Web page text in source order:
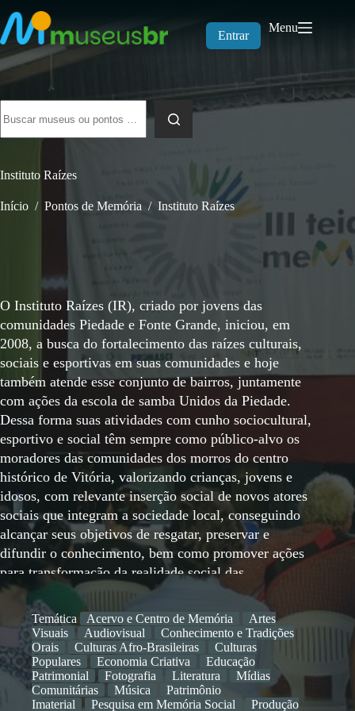
para
o
conteúdo
Entrar
Menu
resultados
Instituto Raízes
Início / Pontos de Memória / Instituto Raízes
O Instituto Raízes (IR), criado por jovens das
comunidades Piedade e Fonte Grande, iniciou, em
2008, a busca do fortalecimento das raízes culturais,
sociais e esportivas em suas comunidades e hoje
também atende esse conjunto de bairros, juntamente
com ações da escola de samba Unidos da Piedade.
Dessa forma suas atividades com cunho sociocultural,
esportivo e social têm sempre como público-alvo os
moradores das comunidades dos morros do centro
histórico de Vitória, valorizando crianças, jovens e
idosos, com relevante inserção social de novos atores
sociais que integram a sociedade local, conseguindo
alcançar seus objetivos de resgatar, preservar e
difundir o conhecimento, bem como promover ações
para transformação da realidade social das
comunidades em vulnerabilidade social e econômica.
A principal metodologia do trabalho do Instituto
Raízes no território tem sido através do samba, que se
tornou elemento de integração, valorizando e
reconhecimento das comunidades. Em 2015, tornou-
se ponto de memória da rede estadual no Espírito
Santo, e desde então vem desenvolvendo diversas
Temática Acervo e Centro de Memória
Artes
Visuais
Audiovisual
Conhecimento e Tradições
Orais
Culturas Afro-Brasileiras
Culturas
Populares
Economia Criativa
Educação
Patrimonial
Fotografia Literatura
Mídias
Comunitárias
Música
Patrimônio
Imaterial
Pesquisa em Memória Social
Produção